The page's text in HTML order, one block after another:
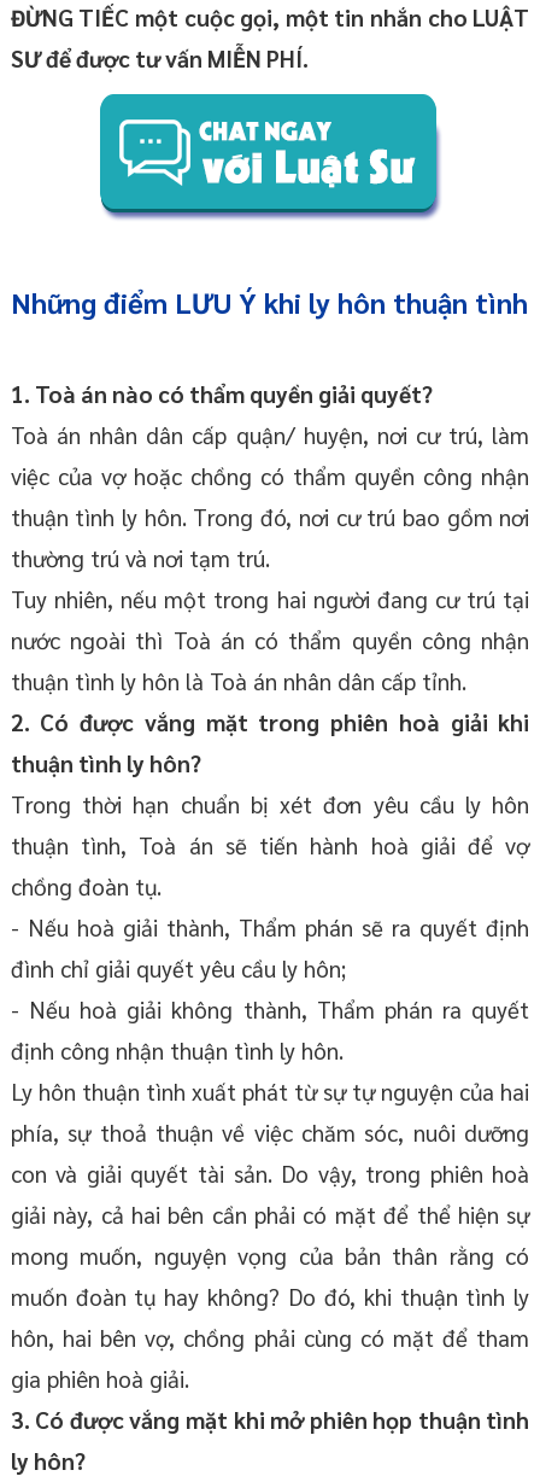
ĐỪNG TIẾC một cuộc gọi, một tin nhắn cho LUẬT
SƯ để được tư vấn MIỄN PHÍ.
Những điểm LƯU Ý khi ly hôn thuận tình
1. Toà án nào có thẩm quyền giải quyết?
Toà án nhân dân cấp quận/ huyện, nơi cư trú, làm
việc của vợ hoặc chồng có thẩm quyền công nhận
thuận tình ly hôn. Trong đó, nơi cư trú bao gồm nơi
thường trú và nơi tạm trú.
Tuy nhiên, nếu một trong hai người đang cư trú tại
nước ngoài thì Toà án có thẩm quyền công nhận
thuận tình ly hôn là Toà án nhân dân cấp tỉnh.
2. Có được vắng mặt trong phiên hoà giải khi
thuận tình ly hôn?
Trong thời hạn chuẩn bị xét đơn yêu cầu ly hôn
thuận tình, Toà án sẽ tiến hành hoà giải để vợ
chồng đoàn tụ.
- Nếu hoà giải thành, Thẩm phán sẽ ra quyết định
đình chỉ giải quyết yêu cầu ly hôn;
- Nếu hoà giải không thành, Thẩm phán ra quyết
định công nhận thuận tình ly hôn.
Ly hôn thuận tình xuất phát từ sự tự nguyện của hai
phía, sự thoả thuận về việc chăm sóc, nuôi dưỡng
con và giải quyết tài sản. Do vậy, trong phiên hoà
giải này, cả hai bên cần phải có mặt để thể hiện sự
mong muốn, nguyện vọng của bản thân rằng có
muốn đoàn tụ hay không? Do đó, khi thuận tình ly
hôn, hai bên vợ, chồng phải cùng có mặt để tham
gia phiên hoà giải.
3. Có được vắng mặt khi mở phiên họp thuận tình
ly hôn?